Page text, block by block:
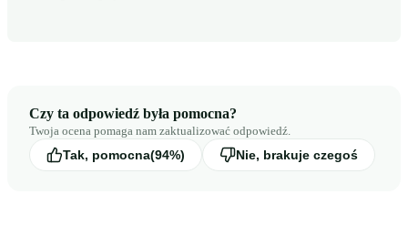
Czy ta odpowiedź była pomocna?
Twoja ocena pomaga nam zaktualizować odpowiedź.
Tak, pomocna(94%) Nie, brakuje czegoś